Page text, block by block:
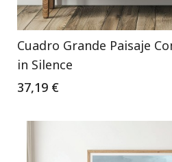
Cuadro Grande Paisaje
in Silence
37,19 €